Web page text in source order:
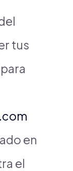
tus
en
el